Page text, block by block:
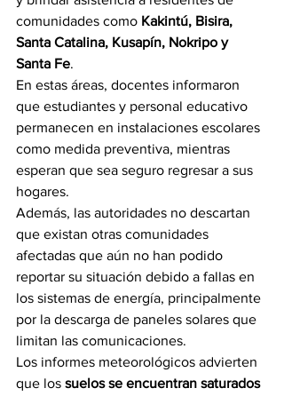
comunidades como Kakintú, Bisira,
Santa Catalina, Kusapín, Nokripo y
Santa Fe.
En estas áreas, docentes informaron
que estudiantes y personal educativo
permanecen en instalaciones escolares
como medida preventiva, mientras
esperan que sea seguro regresar a sus
hogares.
Además, las autoridades no descartan
que existan otras comunidades
afectadas que aún no han podido
reportar su situación debido a fallas en
los sistemas de energía, principalmente
por la descarga de paneles solares que
limitan las comunicaciones.
Los informes meteorológicos advierten
que los suelos se encuentran saturados